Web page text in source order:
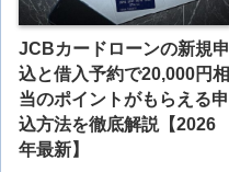
JCBカードローンの新規申
込と借入予約で20,000円相
当のポイントがもらえる申
込方法を徹底解説【2026
年最新】